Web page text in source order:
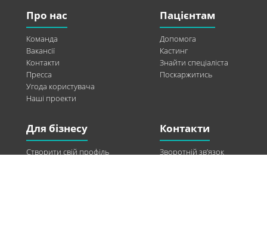
Про нас
Команда
Вакансії
Контакти
Пресса
Угода користувача
Наші проекти
Пацієнтам
Допомога
Кастинг
Знайти спеціаліста
Поскаржитись
Для бізнесу
Створити свій профіль
Контакти
Зворотній зв’язок